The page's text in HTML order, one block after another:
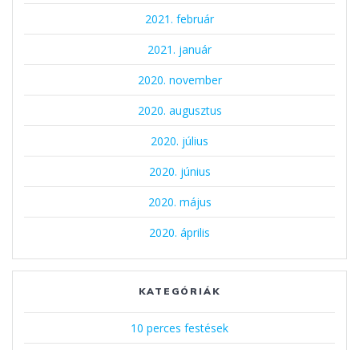
2021. február
2021. január
2020. november
2020. augusztus
2020. július
2020. június
2020. május
2020. április
KATEGÓRIÁK
10 perces festések